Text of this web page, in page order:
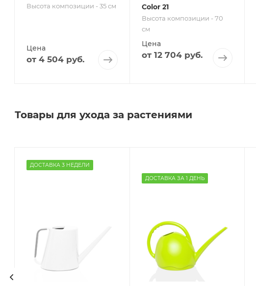
Высота композиции - 35 см
Цена
от 4 504 руб.
Color 21
Высота композиции - 70
см
Цена
от 12 704 руб.
Товары для ухода за растениями
ДОСТАВКА 3 НЕДЕЛИ
ДОСТАВКА ЗА 1 ДЕНЬ